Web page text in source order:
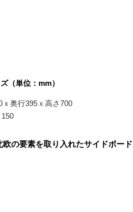
（単位：mm）
ｘ奥行395ｘ高さ700
欧の要素を取り入れたサイドボー